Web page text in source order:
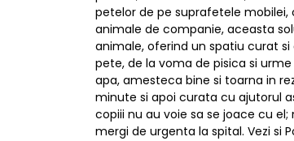
petelor de pe suprafetele mobilei,
animale de companie, aceasta
animale, oferind un spatiu curat
pete, de la voma de pisica si
apa, amesteca bine si toarna in
minute si apoi curata cu ajutorul
copiii nu au voie sa se joace cu
mergi de urgenta la spital. Vezi si